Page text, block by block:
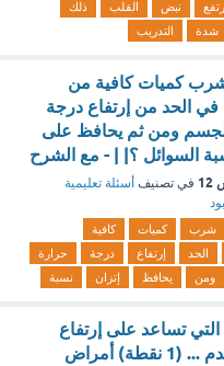
نبض القلب
ذلك
شدة التدريب
كميات كافية من
في الحد من إرتفاع درجة
ومن ثم يحافظ على
السوائل ؟| | - مع الشرح
في تصنيف أسئلة تعليمية
شرب كميات
كافية
الحد إرتفاع درجة
حرارة
ومن يحافظ إتزان نسبة
التي تساعد على إرتفاع
ضغط الدم ... (1 نقطة) أمراض